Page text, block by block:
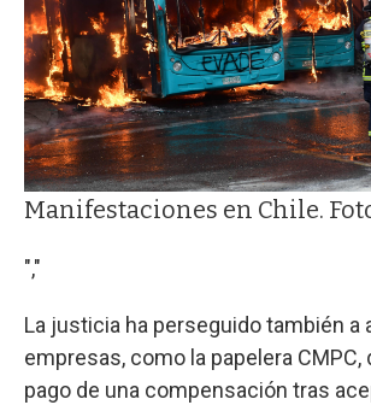
Manifestaciones en Chile.
","
La justicia ha perseguido también a
empresas, como la papelera CMPC,
pago de una compensación tras